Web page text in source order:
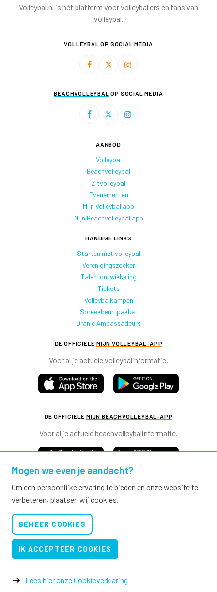
Volleybal.nl is hét platform voor volleyballers en fans van
volleybal.
VOLLEYBAL OP SOCIAL MEDIA
BEACHVOLLEYBAL OP SOCIAL MEDIA
AANBOD
Volleybal
Beachvolleybal
Zitvolleybal
Evenementen
Mijn Volleybal app
Mijn Beachvolleybal app
HANDIGE LINKS
Starten met volleybal
Verenigingszoeker
Talentontwikkeling
Tickets
Volleybalkampen
Spreekbeurtpakket
Oranje Ambassadeurs
DE OFFICIËLE MIJN VOLLEYBAL-APP
Voor al je actuele volleybalinformatie.
DE OFFICIËLE MIJN BEACHVOLLEYBAL-APP
Voor al je actuele beachvolleybalinformatie.
Nieuwsbrieven
Privacy & cookies
Verkoopvoorwaarden evenementen
Mogen we even je aandacht?
Om een persoonlijke ervaring te bieden en onze website te
verbeteren, plaatsen wij cookies.
BEHEER COOKIES
IK ACCEPTEER COOKIES
Lees hier onze Cookieverklaring